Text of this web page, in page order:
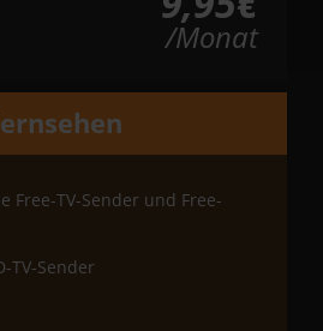
/Monat
Free-TV-Sender und Free-
TV-Sender